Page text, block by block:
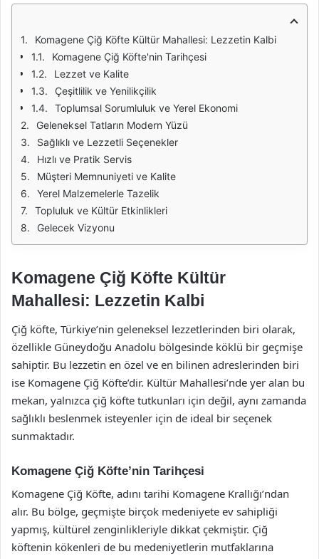
Komagene Çiğ Köfte Kültür Mahallesi: Lezzetin Kalbi
Komagene Çiğ Köfte'nin Tarihçesi
Lezzet ve Kalite
Çeşitlilik ve Yenilikçilik
Toplumsal Sorumluluk ve Yerel Ekonomi
Geleneksel Tatların Modern Yüzü
Sağlıklı ve Lezzetli Seçenekler
Hızlı ve Pratik Servis
Müşteri Memnuniyeti ve Kalite
Yerel Malzemelerle Tazelik
Topluluk ve Kültür Etkinlikleri
Gelecek Vizyonu
Komagene Çiğ Köfte Kültür
Mahallesi: Lezzetin Kalbi
Çiğ köfte, Türkiye’nin geleneksel lezzetlerinden biri olarak,
özellikle Güneydoğu Anadolu bölgesinde köklü bir geçmişe
sahiptir. Bu lezzetin en özel ve en bilinen adreslerinden biri
ise Komagene Çiğ Köfte’dir. Kültür Mahallesi’nde yer alan bu
mekan, yalnızca çiğ köfte tutkunları için değil, aynı zamanda
sağlıklı beslenmek isteyenler için de ideal bir seçenek
sunmaktadır.
Komagene Çiğ Köfte’nin Tarihçesi
Komagene Çiğ Köfte, adını tarihi Komagene Krallığı’ndan
alır. Bu bölge, geçmişte birçok medeniyete ev sahipliği
yapmış, kültürel zenginlikleriyle dikkat çekmiştir. Çiğ
köftenin kökenleri de bu medeniyetlerin mutfaklarına